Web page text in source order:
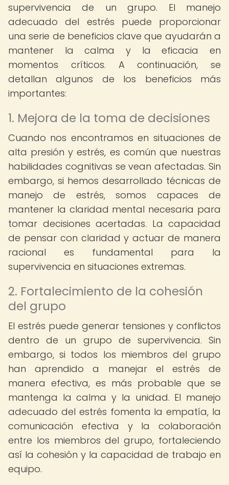
supervivencia de un grupo. El manejo
adecuado del estrés puede proporcionar
una serie de beneficios clave que ayudarán a
mantener la calma y la eficacia en
momentos críticos. A continuación, se
detallan algunos de los beneficios más
importantes:
1. Mejora de la toma de decisiones
Cuando nos encontramos en situaciones de
alta presión y estrés, es común que nuestras
habilidades cognitivas se vean afectadas. Sin
embargo, si hemos desarrollado técnicas de
manejo de estrés, somos capaces de
mantener la claridad mental necesaria para
tomar decisiones acertadas. La capacidad
de pensar con claridad y actuar de manera
racional es fundamental para la
supervivencia en situaciones extremas.
2. Fortalecimiento de la cohesión
del grupo
El estrés puede generar tensiones y conflictos
dentro de un grupo de supervivencia. Sin
embargo, si todos los miembros del grupo
han aprendido a manejar el estrés de
manera efectiva, es más probable que se
mantenga la calma y la unidad. El manejo
adecuado del estrés fomenta la empatía, la
comunicación efectiva y la colaboración
entre los miembros del grupo, fortaleciendo
así la cohesión y la capacidad de trabajo en
equipo.